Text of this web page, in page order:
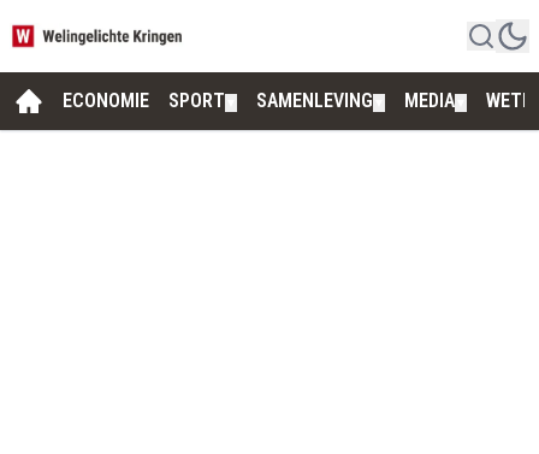
ECONOMIE SPORT SAMENLEVING MEDIA